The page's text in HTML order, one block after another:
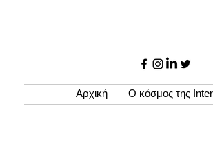
Αρχική Ο κόσμος της